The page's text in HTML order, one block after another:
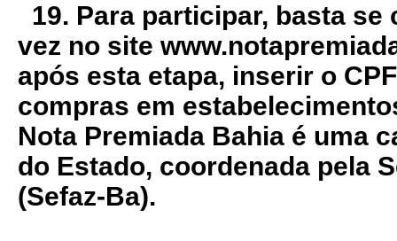
19. Para participar, basta
vez no site
após esta etapa, inserir o
compras em
Nota Premiada Bahia é uma
do Estado, coordenada pela
(Sefaz-Ba).